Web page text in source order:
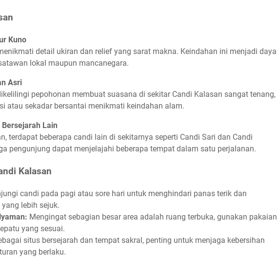
Kuno
detail ukiran dan relief yang sarat makna. Keindahan ini menjadi daya
lokal maupun mancanegara.
Asri
pepohonan membuat suasana di sekitar Candi Kalasan sangat tenang,
atau sekadar bersantai menikmati keindahan alam.
Lain
terdapat beberapa candi lain di sekitarnya seperti Candi Sari dan Candi
pengunjung dapat menjelajahi beberapa tempat dalam satu perjalanan.
Kalasan
candi pada pagi atau sore hari untuk menghindari panas terik dan
lebih sejuk.
Mengingat sebagian besar area adalah ruang terbuka, gunakan pakaian
yang sesuai.
situs bersejarah dan tempat sakral, penting untuk menjaga kebersihan
yang berlaku.